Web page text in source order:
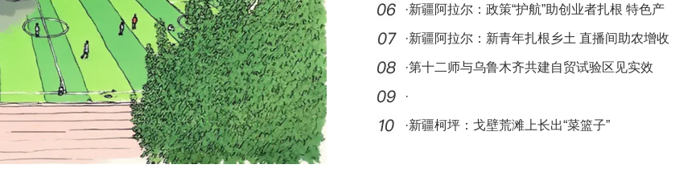
离
·新疆阿拉尔：政策“护航”助创业者扎根 特色产
业带
·新疆阿拉尔：新青年扎根乡土 直播间助农增收
·第十二师与乌鲁木齐共建自贸试验区见实效
·
·新疆柯坪：戈壁荒滩上长出“菜篮子”